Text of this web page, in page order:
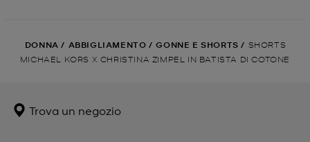
DONNA / ABBIGLIAMENTO / GONNE E SHORTS / SHORTS
MICHAEL KORS X CHRISTINA ZIMPEL IN BATISTA DI COTONE
Trova un negozio